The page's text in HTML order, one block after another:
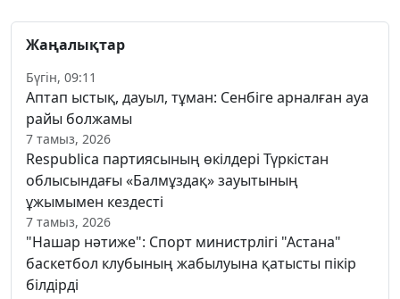
Жаңалықтар
Бүгін, 09:11
Аптап ыстық, дауыл, тұман: Сенбіге арналған ауа
райы болжамы
7 тамыз, 2026
Respublica партиясының өкілдері Түркістан
облысындағы «Балмұздақ» зауытының
ұжымымен кездесті
7 тамыз, 2026
"Нашар нәтиже": Спорт министрлігі "Астана"
баскетбол клубының жабылуына қатысты пікір
білдірді